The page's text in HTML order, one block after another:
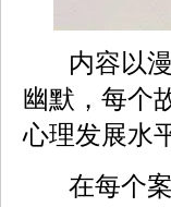
内容以
幽默，每个
心理发展水
在每个